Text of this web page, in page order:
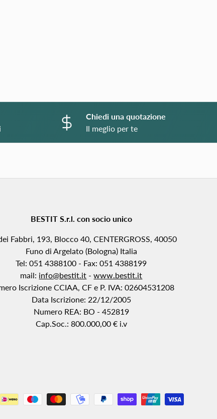
Chiedi una quotazione
Il meglio per te
BESTIT S.r.l. con socio unico
Fabbri, 193, Blocco 40, CENTERGROSS, 40050
Funo di Argelato (Bologna) Italia
Tel: 051 4388100 - Fax: 051 4388199
mail: info@bestit.it -www.bestit.it
Iscrizione CCIAA, CF e P. IVA: 02604531208
Data Iscrizione: 22/12/2005
Numero REA: BO - 452819
Cap.Soc.: 800.000,00 € i.v